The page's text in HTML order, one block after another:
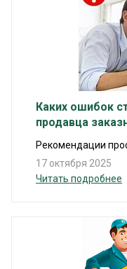
Каких ошибок
продавца
Рекомендации
17 октября 2025
Читать подробнее